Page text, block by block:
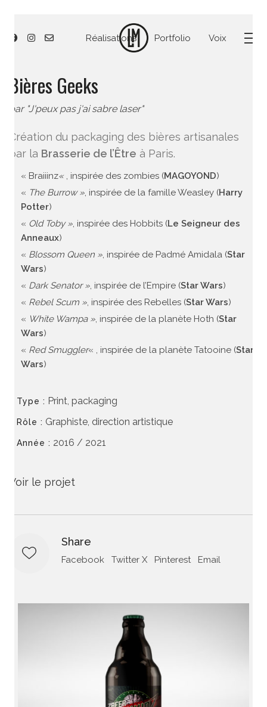
Réalisations Portfolio Voix
Bières Geeks
par "J'peux pas j'ai sabre laser"
Création du packaging des bières artisanales
par la Brasserie de l’Être à Paris.
« Braiiinz« , inspirée des zombies (MAGOYOND)
« The Burrow », inspirée de la famille Weasley (Harry
Potter)
« Old Toby », inspirée des Hobbits (Le Seigneur des
Anneaux)
« Blossom Queen », inspirée de Padmé Amidala (Star
Wars)
« Dark Senator », inspirée de l’Empire (Star Wars)
« Rebel Scum », inspirée des Rebelles (Star Wars)
« White Wampa », inspirée de la planète Hoth (Star
Wars)
« Red Smuggler« , inspirée de la planète Tatooine (Star
Wars)
Type : Print, packaging
Rôle : Graphiste, direction artistique
Année : 2016 / 2021
Voir le projet
Share
Facebook Twitter X Pinterest Email